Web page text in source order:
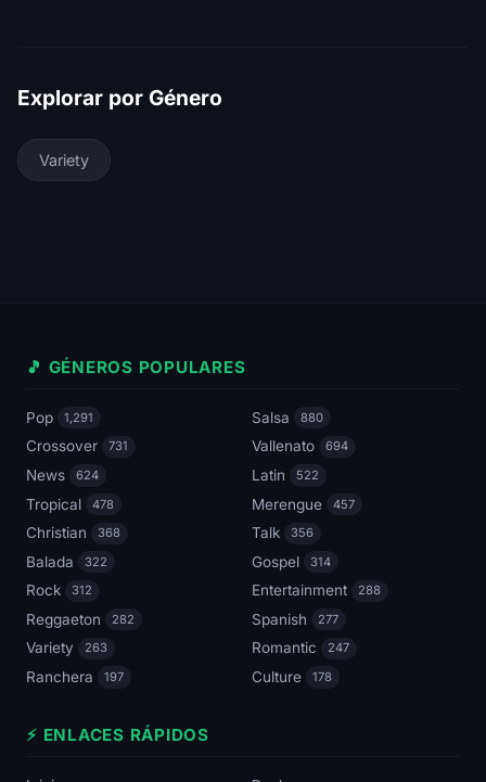
Explorar por Género
Variety
🎵 GÉNEROS POPULARES
Pop 1,291 Salsa 880
Crossover 731 Vallenato 694
News 624 Latin 522
Tropical 478 Merengue 457
Christian 368 Talk 356
Balada 322 Gospel 314
Rock 312 Entertainment 288
Reggaeton 282 Spanish 277
Variety 263 Romantic 247
Ranchera 197 Culture 178
⚡ ENLACES RÁPIDOS